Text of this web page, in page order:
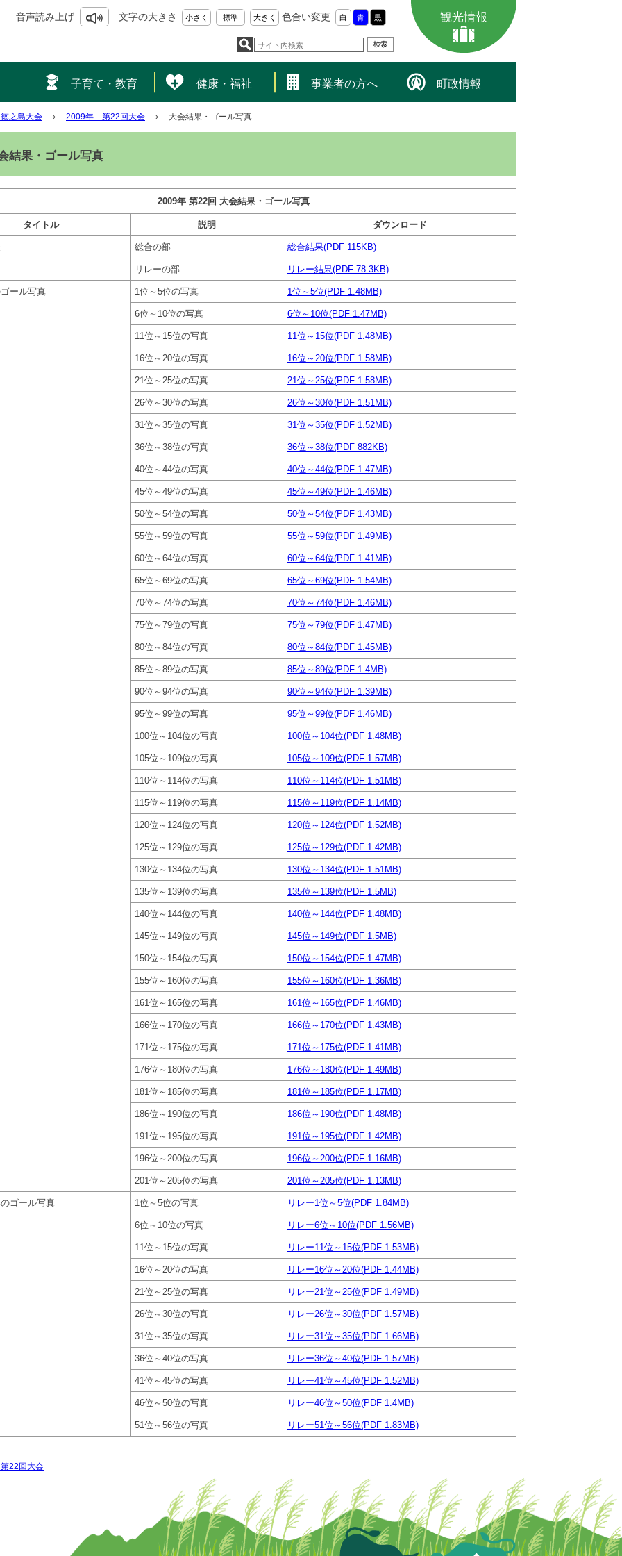
音声読み上げ 文字の大きさ 小さく 標準 大きく 色合い変更 白 青 黒 観光情報
子育て・教育 健康・福祉 事業者の方へ 町政情報
之島大会 › 2009年 第22回大会 › 大会結果・ゴール写真
結果・ゴール写真
2009年 第22回 大会結果・ゴール写真
タイトル 説明 ダウンロード
総合の部 総合結果(PDF 115KB)
リレーの部 リレー結果(PDF 78.3KB)
ール写真 1位～5位の写真 1位～5位(PDF 1.48MB)
6位～10位の写真 6位～10位(PDF 1.47MB)
11位～15位の写真 11位～15位(PDF 1.48MB)
16位～20位の写真 16位～20位(PDF 1.58MB)
21位～25位の写真 21位～25位(PDF 1.58MB)
26位～30位の写真 26位～30位(PDF 1.51MB)
31位～35位の写真 31位～35位(PDF 1.52MB)
36位～38位の写真 36位～38位(PDF 882KB)
40位～44位の写真 40位～44位(PDF 1.47MB)
45位～49位の写真 45位～49位(PDF 1.46MB)
50位～54位の写真 50位～54位(PDF 1.43MB)
55位～59位の写真 55位～59位(PDF 1.49MB)
60位～64位の写真 60位～64位(PDF 1.41MB)
65位～69位の写真 65位～69位(PDF 1.54MB)
70位～74位の写真 70位～74位(PDF 1.46MB)
75位～79位の写真 75位～79位(PDF 1.47MB)
80位～84位の写真 80位～84位(PDF 1.45MB)
85位～89位の写真 85位～89位(PDF 1.4MB)
90位～94位の写真 90位～94位(PDF 1.39MB)
95位～99位の写真 95位～99位(PDF 1.46MB)
100位～104位の写真 100位～104位(PDF 1.48MB)
105位～109位の写真 105位～109位(PDF 1.57MB)
110位～114位の写真 110位～114位(PDF 1.51MB)
115位～119位の写真 115位～119位(PDF 1.14MB)
120位～124位の写真 120位～124位(PDF 1.52MB)
125位～129位の写真 125位～129位(PDF 1.42MB)
130位～134位の写真 130位～134位(PDF 1.51MB)
135位～139位の写真 135位～139位(PDF 1.5MB)
140位～144位の写真 140位～144位(PDF 1.48MB)
145位～149位の写真 145位～149位(PDF 1.5MB)
150位～154位の写真 150位～154位(PDF 1.47MB)
155位～160位の写真 155位～160位(PDF 1.36MB)
161位～165位の写真 161位～165位(PDF 1.46MB)
166位～170位の写真 166位～170位(PDF 1.43MB)
171位～175位の写真 171位～175位(PDF 1.41MB)
176位～180位の写真 176位～180位(PDF 1.49MB)
181位～185位の写真 181位～185位(PDF 1.17MB)
186位～190位の写真 186位～190位(PDF 1.48MB)
191位～195位の写真 191位～195位(PDF 1.42MB)
196位～200位の写真 196位～200位(PDF 1.16MB)
201位～205位の写真 201位～205位(PDF 1.13MB)
ゴール写真 1位～5位の写真 リレー1位～5位(PDF 1.84MB)
6位～10位の写真 リレー6位～10位(PDF 1.56MB)
11位～15位の写真 リレー11位～15位(PDF 1.53MB)
16位～20位の写真 リレー16位～20位(PDF 1.44MB)
21位～25位の写真 リレー21位～25位(PDF 1.49MB)
26位～30位の写真 リレー26位～30位(PDF 1.57MB)
31位～35位の写真 リレー31位～35位(PDF 1.66MB)
36位～40位の写真 リレー36位～40位(PDF 1.57MB)
41位～45位の写真 リレー41位～45位(PDF 1.52MB)
46位～50位の写真 リレー46位～50位(PDF 1.4MB)
51位～56位の写真 リレー51位～56位(PDF 1.83MB)
22回大会